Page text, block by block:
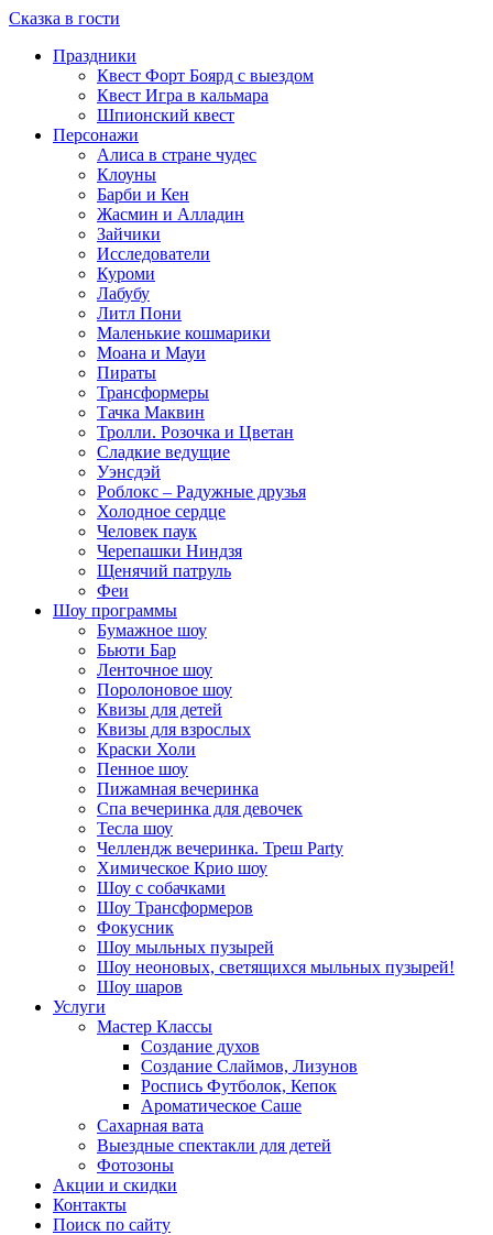
Сказка в гости
Праздники
Квест Форт Боярд с выездом
Квест Игра в кальмара
Шпионский квест
Персонажи
Алиса в стране чудес
Клоуны
Барби и Кен
Жасмин и Алладин
Зайчики
Исследователи
Куроми
Лабубу
Литл Пони
Маленькие кошмарики
Моана и Мауи
Пираты
Трансформеры
Тачка Маквин
Тролли. Розочка и Цветан
Сладкие ведущие
Уэнсдэй
Роблокс – Радужные друзья
Холодное сердце
Человек паук
Черепашки Ниндзя
Щенячий патруль
Феи
Шоу программы
Бумажное шоу
Бьюти Бар
Ленточное шоу
Поролоновое шоу
Квизы для детей
Квизы для взрослых
Краски Холи
Пенное шоу
Пижамная вечеринка
Спа вечеринка для девочек
Тесла шоу
Челлендж вечеринка. Треш Party
Химическое Крио шоу
Шоу с собачками
Шоу Трансформеров
Фокусник
Шоу мыльных пузырей
Шоу неоновых, светящихся мыльных пузырей!
Шоу шаров
Услуги
Мастер Классы
Создание духов
Создание Слаймов, Лизунов
Роспись Футболок, Кепок
Ароматическое Саше
Сахарная вата
Выездные спектакли для детей
Фотозоны
Акции и скидки
Контакты
Поиск по сайту